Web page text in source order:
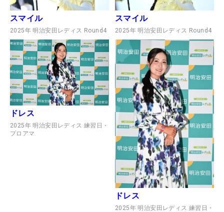
スマイル
2025年 明治安田レディス Round4
スマイル
2025年 明治安田レディス Round4
ドレス
2025年 明治安田レディス 練習日・
プロアマ
ドレス
2025年 明治安田レディス 練習日・